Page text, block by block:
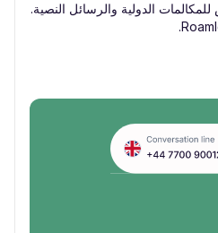
الدولية والرسائل النصية.